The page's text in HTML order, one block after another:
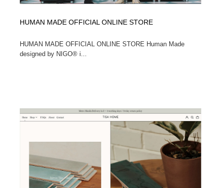
HUMAN MADE OFFICIAL ONLINE STORE
HUMAN MADE OFFICIAL ONLINE STORE Human Made
designed by NIGO® i...